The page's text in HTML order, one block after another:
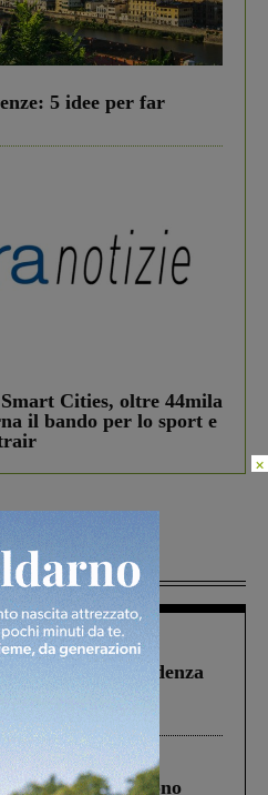
5 idee per far
Cities, oltre 44mila
il bando per lo sport e
2026
oltre la scadenza
d’Italia: “Un
A1 in cui morirono
×